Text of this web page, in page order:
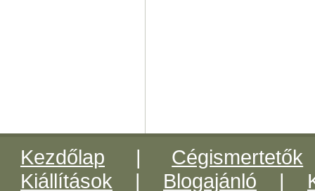
Kezdőlap | Cégismertetők
Kiállítások | Blogajánló |